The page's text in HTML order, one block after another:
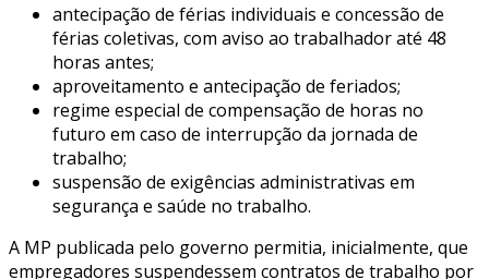
antecipação de férias individuais e concessão de
férias coletivas, com aviso ao trabalhador até 48
horas antes;
aproveitamento e antecipação de feriados;
regime especial de compensação de horas no
futuro em caso de interrupção da jornada de
trabalho;
suspensão de exigências administrativas em
segurança e saúde no trabalho.
A MP publicada pelo governo permitia, inicialmente, que
empregadores suspendessem contratos de trabalho por